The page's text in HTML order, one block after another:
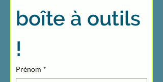
boîte à outils
!
Prénom *